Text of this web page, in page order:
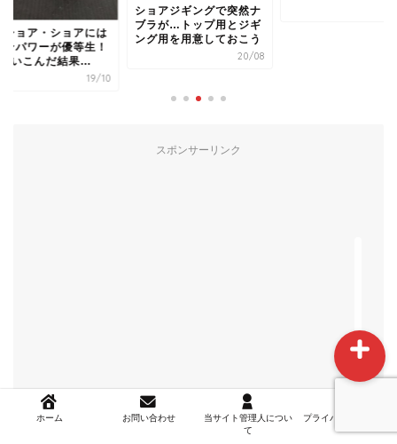
が…トップ用とジギ
用を用意しておこう
21/08
スポンサーリンク
ホーム お問い合わせ
当サイト管理人につい
て
プライバシーポリシー